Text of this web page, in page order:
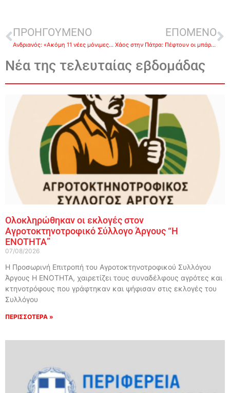
ΠΡΟΗΓΟΥΜΕΝΟ
Ανδριανός: «Ακόμη 11 νέες μόνιμες θέσεις γιατρών για τις Νοσηλευτικές Μονάδες Ναυπλίου και Άργους»
ΕΠΟΜΕΝΟ
Χάος στην Πάτρα: Πέφτουν οι μπάρες στις διαβάσεις ενώ τα τρένα απεργούν-Τεράστιες ουρές αυτοκινήτων
Νέα της τελευταίας εβδομάδας
Ολοκληρώθηκαν οι εκλογές στον
Αγροτοκτηνοτροφικό Σύλλογο Άργους “Η
ΕΝΟΤΗΤΑ”
07/08/2026
Η Προσωρινή Επιτροπή του Αγροτοκτηνοτροφικού Συλλόγου
Άργους Η ΕΝΟΤΗΤΑ, χαιρετίζει τους συναδέλφους αγρότες και
κτηνοτρόφους που γράφτηκαν και ψήφισαν στις εκλογές του
Συλλόγου
ΠΕΡΙΣΣΟΤΕΡΑ »